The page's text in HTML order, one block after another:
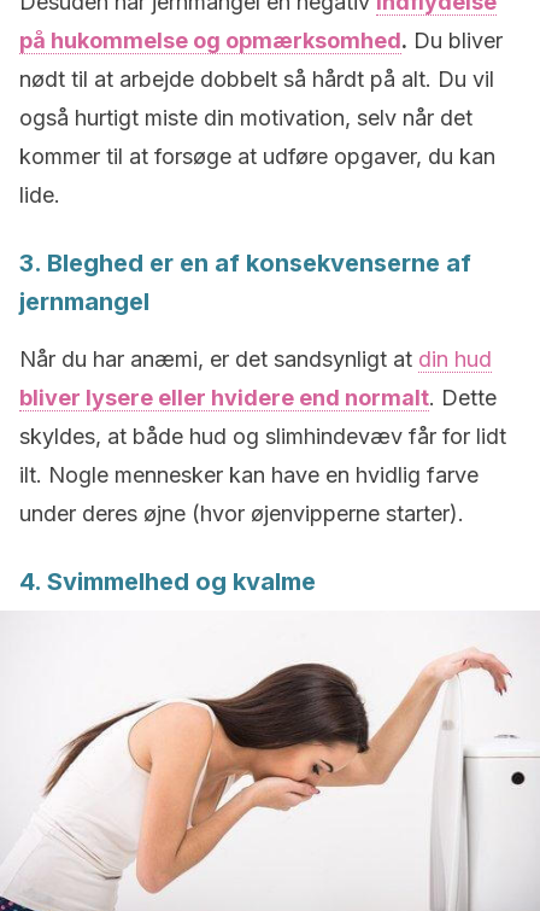
på hukommelse og opmærksomhed. Du bliver
nødt til at arbejde dobbelt så hårdt på alt. Du vil
også hurtigt miste din motivation, selv når det
kommer til at forsøge at udføre opgaver, du kan
lide.
3. Bleghed er en af konsekvenserne af
jernmangel
Når du har anæmi, er det sandsynligt at din hud
bliver lysere eller hvidere end normalt. Dette
skyldes, at både hud og slimhindevæv får for lidt
ilt. Nogle mennesker kan have en hvidlig farve
under deres øjne (hvor øjenvipperne starter).
4. Svimmelhed og kvalme